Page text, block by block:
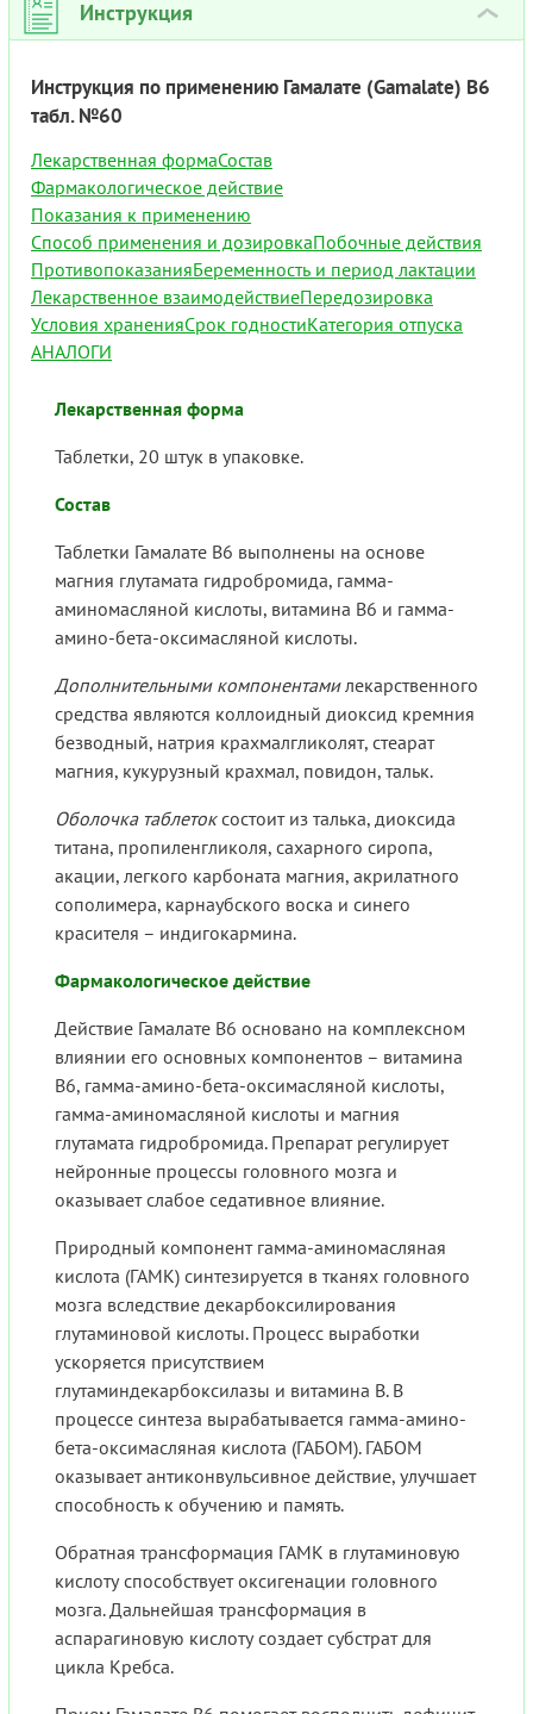
Инструкция ›
Инструкция по применению Гамалате (Gamalate) В6
табл. №60
Лекарственная формаСостав
Фармакологическое действие
Показания к применению
Способ применения и дозировкаПобочные действия
ПротивопоказанияБеременность и период лактации
Лекарственное взаимодействиеПередозировка
Условия храненияСрок годностиКатегория отпуска
АНАЛОГИ
Лекарственная форма
Таблетки, 20 штук в упаковке.
Состав
Таблетки Гамалате В6 выполнены на основе
магния глутамата гидробромида, гамма-
аминомасляной кислоты, витамина В6 и гамма-
амино-бета-оксимасляной кислоты.
Дополнительными компонентамилекарственного
средства являются коллоидный диоксид кремния
безводный, натрия крахмалгликолят, стеарат
магния, кукурузный крахмал, повидон, тальк.
Оболочка таблетоксостоит из талька, диоксида
титана, пропиленгликоля, сахарного сиропа,
акации, легкого карбоната магния, акрилатного
сополимера, карнаубского воска и синего
красителя – индигокармина.
Фармакологическое действие
Действие Гамалате В6 основано на комплексном
влиянии его основных компонентов – витамина
В6, гамма-амино-бета-оксимасляной кислоты,
гамма-аминомасляной кислоты и магния
глутамата гидробромида. Препарат регулирует
нейронные процессы головного мозга и
оказывает слабое седативное влияние.
Природный компонент гамма-аминомасляная
кислота (ГАМК) синтезируется в тканях головного
мозга вследствие декарбоксилирования
глутаминовой кислоты. Процесс выработки
ускоряется присутствием
глутаминдекарбоксилазы и витамина В. В
процессе синтеза вырабатывается гамма-амино-
бета-оксимасляная кислота (ГАБОМ). ГАБОМ
оказывает антиконвульсивное действие, улучшает
способность к обучению и память.
Обратная трансформация ГАМК в глутаминовую
кислоту способствует оксигенации головного
мозга. Дальнейшая трансформация в
аспарагиновую кислоту создает субстрат для
цикла Кребса.